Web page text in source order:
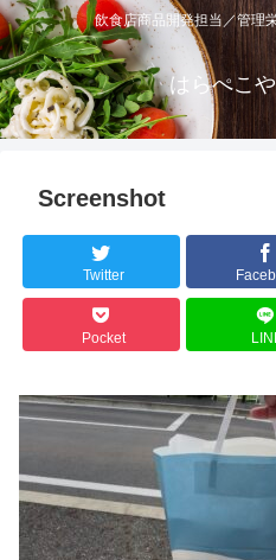
飲食店商品開発担当／管理
はらぺこ
Screenshot
Twitter
Pocket